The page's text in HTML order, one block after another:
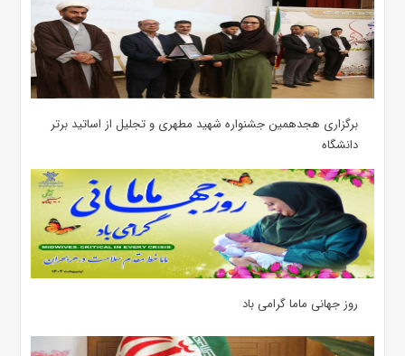
برگزاری هجدهمین جشنواره شهید مطهری و تجلیل از اساتید برتر
دانشگاه
روز جهانی ماما گرامی باد